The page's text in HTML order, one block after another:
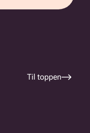
Til toppen